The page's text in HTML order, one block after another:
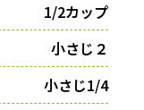
1/2カップ
小さじ２
小さじ1/4